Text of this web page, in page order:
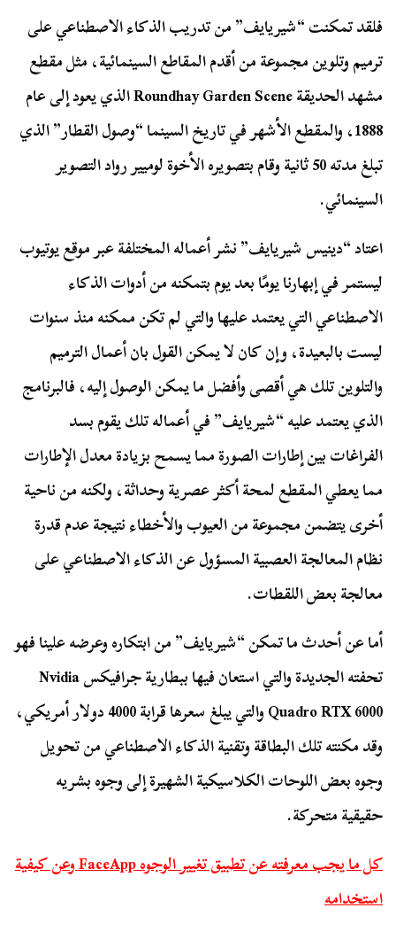
فلقد تمكنت “شيريايف” من تدريب الذكاء الاصطناعي على
ترميم وتلوين مجموعة من أقدم المقاطع السينمائية، مثل مقطع
مشهد الحديقة Roundhay Garden Scene الذي يعود إلى عام
1888، والمقطع الأشهر في تاريخ السينما “وصول القطار” الذي
تبلغ مدته 50 ثانية وقام بتصويره الأخوة لوميير رواد التصوير
السينمائي.
اعتاد “دينيس شيريايف” نشر أعماله المختلفة عبر موقع يوتيوب
ليستمر في إبهارنا يومًا بعد يوم بتمكنه من أدوات الذكاء
الاصطناعي التي يعتمد عليها والتي لم تكن ممكنه منذ سنوات
ليست بالبعيدة، وإن كان لا يمكن القول بان أعمال الترميم
والتلوين تلك هي أقصى وأفضل ما يمكن الوصول إليه، فالبرنامج
الذي يعتمد عليه “شيريايف” في أعماله تلك يقوم بسد
الفراغات بين إطارات الصورة مما يسمح بزيادة معدل الإطارات
مما يعطي المقطع لمحة أكثر عصرية وحداثة، ولكنه من ناحية
أخرى يتضمن مجموعة من العيوب والأخطاء نتيجة عدم قدرة
نظام المعالجة العصبية المسؤول عن الذكاء الاصطناعي على
معالجة بعض اللقطات.
أما عن أحدث ما تمكن “شيريايف” من ابتكاره وعرضه علينا فهو
تحفته الجديدة والتي استعان فيها ببطارية جرافيكس Nvidia
Quadro RTX 6000 والتي يبلغ سعرها قرابة 4000 دولار أمريكي،
وقد مكنته تلك البطاقة وتقنية الذكاء الاصطناعي من تحويل
وجوه بعض اللوحات الكلاسيكية الشهيرة إلى وجوه بشريه
حقيقية متحركة.
كل ما يجب معرفته عن تطبيق تغيير الوجوه FaceApp وعن كيفية
استخدامه